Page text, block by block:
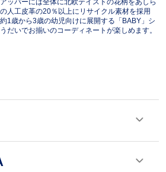
ッパーには全体に北欧テイストの花柄をあしら
人工皮革の20％以上にリサイクル素材を採用
1歳から3歳の幼児向けに展開する「BABY」シ
だいでお揃いのコーディネートが楽しめます。